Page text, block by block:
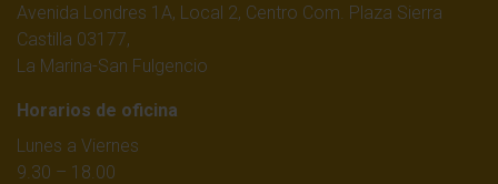
Avenida Londres 1A, Local 2, Centro Com. Plaza Sierra
Castilla 03177,
La Marina-San Fulgencio
Horarios de oficina
Lunes a Viernes
9.30 – 18.00